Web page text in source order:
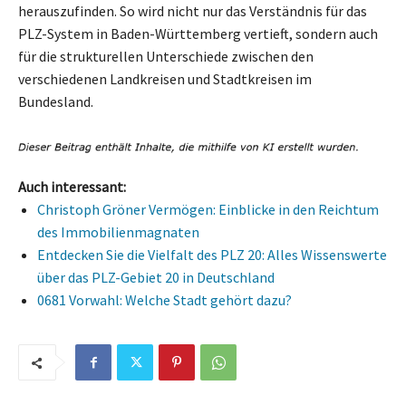
herauszufinden. So wird nicht nur das Verständnis für das
PLZ-System in Baden-Württemberg vertieft, sondern auch
für die strukturellen Unterschiede zwischen den
verschiedenen Landkreisen und Stadtkreisen im
Bundesland.
Auch interessant:
Christoph Gröner Vermögen: Einblicke in den Reichtum
des Immobilienmagnaten
Entdecken Sie die Vielfalt des PLZ 20: Alles Wissenswerte
über das PLZ-Gebiet 20 in Deutschland
0681 Vorwahl: Welche Stadt gehört dazu?